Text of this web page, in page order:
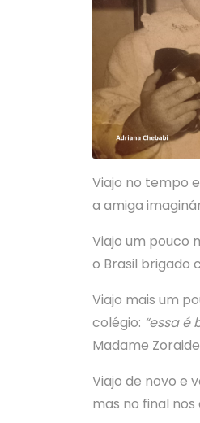
Viajo no tempo
a amiga
Viajo um pouco
o Brasil brigado
Viajo mais um
colégio: “essa é
Madame
Viajo de novo e
mas no final